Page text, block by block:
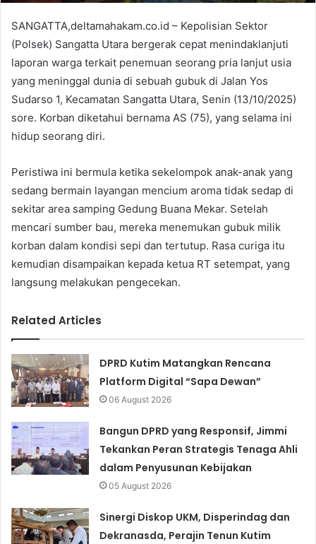
SANGATTA,deltamahakam.co.id – Kepolisian Sektor
(Polsek) Sangatta Utara bergerak cepat menindaklanjuti
laporan warga terkait penemuan seorang pria lanjut usia
yang meninggal dunia di sebuah gubuk di Jalan Yos
Sudarso 1, Kecamatan Sangatta Utara, Senin (13/10/2025)
sore. Korban diketahui bernama AS (75), yang selama ini
hidup seorang diri.
Peristiwa ini bermula ketika sekelompok anak-anak yang
sedang bermain layangan mencium aroma tidak sedap di
sekitar area samping Gedung Buana Mekar. Setelah
mencari sumber bau, mereka menemukan gubuk milik
korban dalam kondisi sepi dan tertutup. Rasa curiga itu
kemudian disampaikan kepada ketua RT setempat, yang
langsung melakukan pengecekan.
Related Articles
DPRD Kutim Matangkan Rencana
Platform Digital “Sapa Dewan”
06 August 2026
Bangun DPRD yang Responsif, Jimmi
Tekankan Peran Strategis Tenaga Ahli
dalam Penyusunan Kebijakan
05 August 2026
Sinergi Diskop UKM, Disperindag dan
Dekranasda, Perajin Tenun Kutim